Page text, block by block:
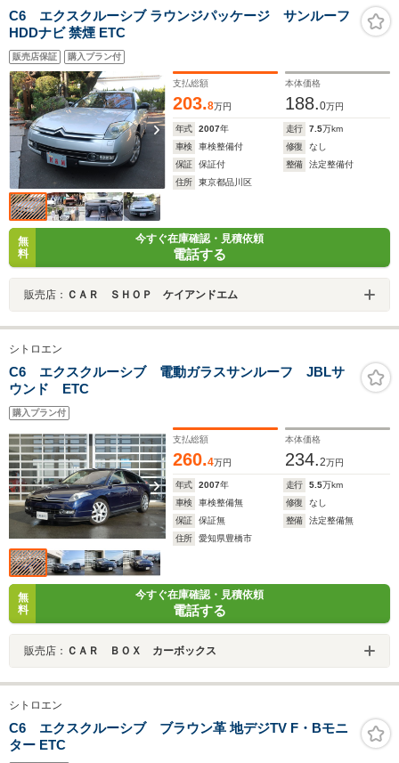
C6 エクスクルーシブ ラウンジパッケージ サンルーフ
HDDナビ 禁煙 ETC
販売店保証 購入プラン付
支払総額
203.8万円
本体価格
188.0万円
年式 2007年 走行 7.5万km
車検
車検整備付 修復
なし
保証
保証付 整備
法定整備付
住所
東京都品川区
無
料
今すぐ在庫確認・見積依頼
電話する
販売店： ＣＡＲ ＳＨＯＰ ケイアンドエム
シトロエン
C6 エクスクルーシブ 電動ガラスサンルーフ JBLサ
ウンド ETC
購入プラン付
支払総額
260.4万円
本体価格
234.2万円
年式 2007年 走行 5.5万km
車検
車検整備無 修復
なし
保証
保証無 整備
法定整備無
住所
愛知県豊橋市
無
料
今すぐ在庫確認・見積依頼
電話する
販売店： ＣＡＲ ＢＯＸ カーボックス
シトロエン
C6 エクスクルーシブ ブラウン革 地デジTV F・Bモニ
ター ETC